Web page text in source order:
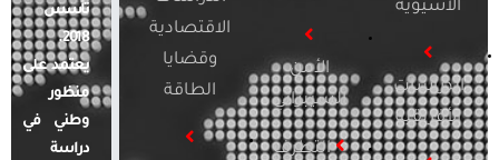
الآسيوية
الدراسات
الأفريقية
الأمن
السيبراني
التطرف
الاقتصادية
وقضايا
الطاقة
تأسس
2018.
يعتمد على
منظور
وطني في
دراسة